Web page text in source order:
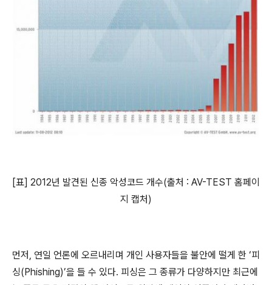
[표] 2012년 발견된 신종 악성코드 개수(출처 : AV-TEST 홈페이
지 캡처)
먼저, 연일 언론에 오르내리며 개인 사용자들을 불안에 떨게 한 ‘피
싱(Phishing)’을 들 수 있다. 피싱은 그 종류가 다양하지만 최근에